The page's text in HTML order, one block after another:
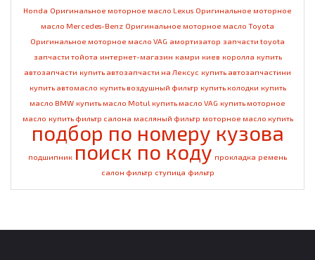
Honda Оригинальное моторное масло Lexus Оригинальное моторное
масло Mercedes-Benz Оригинальное моторное масло Toyota
Оригинальное моторное масло VAG амортизатор запчасти toyota
запчасти тойота интернет-магазин камри киев королла купить
автозапчасти купить автозапчасти на Лексус купить автозапчастини
купить автомасло купить воздушный фильтр купить колодки купить
масло BMW купить масло Motul купить масло VAG купить моторное
масло купить фильтр салона масляный фильтр моторное масло купить
подбор по номеру кузова
подшипник поиск по коду прокладка ремень
салон фильтр ступица фильтр